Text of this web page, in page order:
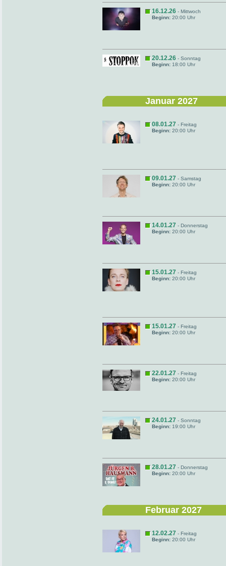
16.12.26 - Mittwoch
Beginn: 20:00 Uhr
20.12.26 - Sonntag
Beginn: 18:00 Uhr
Januar 2027
08.01.27 - Freitag
Beginn: 20:00 Uhr
09.01.27 - Samstag
Beginn: 20:00 Uhr
14.01.27 - Donnerstag
Beginn: 20:00 Uhr
15.01.27 - Freitag
Beginn: 20:00 Uhr
15.01.27 - Freitag
Beginn: 20:00 Uhr
22.01.27 - Freitag
Beginn: 20:00 Uhr
24.01.27 - Sonntag
Beginn: 19:00 Uhr
28.01.27 - Donnerstag
Beginn: 20:00 Uhr
Februar 2027
12.02.27 - Freitag
Beginn: 20:00 Uhr